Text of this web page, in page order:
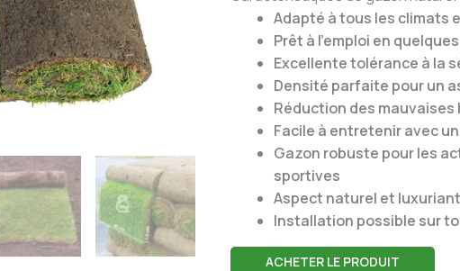
Adapté à tous les climats
Prêt à l’emploi en
Excellente tolérance à la
Densité parfaite pour un
Réduction des
Facile à entretenir avec
Gazon robuste pour les
sportives
Aspect naturel et
Installation possible sur
ACHETER LE PRODUIT